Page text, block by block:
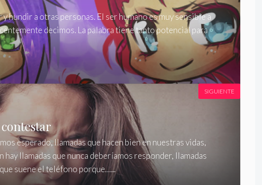
hundir a otras personas. El ser humano es muy sensible a
decimos. La palabra tiene tanto potencial para
esperado, llamadas que hacen bien en nuestras vidas,
hay llamadas que nunca deberíamos responder, llamadas
suene el teléfono porque…...
SIGUIENTE